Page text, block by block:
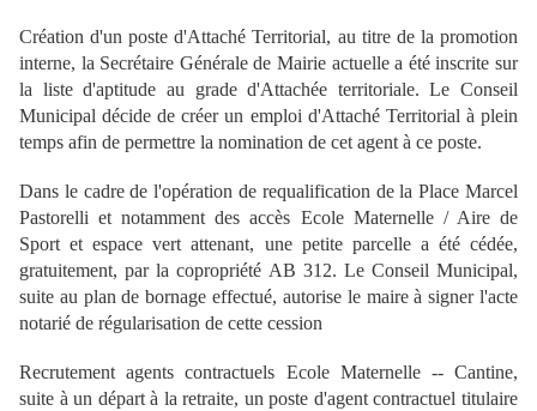
Création d'un poste d'Attaché Territorial, au titre de la promotion
interne, la Secrétaire Générale de Mairie actuelle a été inscrite sur
la liste d'aptitude au grade d'Attachée territoriale. Le Conseil
Municipal décide de créer un emploi d'Attaché Territorial à plein
temps afin de permettre la nomination de cet agent à ce poste.
Dans le cadre de l'opération de requalification de la Place Marcel
Pastorelli et notamment des accès Ecole Maternelle / Aire de
Sport et espace vert attenant, une petite parcelle a été cédée,
gratuitement, par la copropriété AB 312. Le Conseil Municipal,
suite au plan de bornage effectué, autorise le maire à signer l'acte
notarié de régularisation de cette cession
Recrutement agents contractuels Ecole Maternelle -- Cantine,
suite à un départ à la retraite, un poste d'agent contractuel titulaire